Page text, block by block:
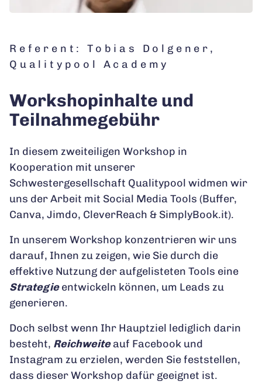
Referent: Tobias Dolgener,
Qualitypool Academy
Workshopinhalte und
Teilnahmegebühr
In diesem zweiteiligen Workshop in
Kooperation mit unserer
Schwestergesellschaft Qualitypool widmen wir
uns der Arbeit mit Social Media Tools (Buffer,
Canva, Jimdo, CleverReach & SimplyBook.it).
In unserem Workshop konzentrieren wir uns
darauf, Ihnen zu zeigen, wie Sie durch die
effektive Nutzung der aufgelisteten Tools eine
Strategieentwickeln können, um Leads zu
generieren.
Doch selbst wenn Ihr Hauptziel lediglich darin
besteht, Reichweiteauf Facebook und
Instagram zu erzielen, werden Sie feststellen,
dass dieser Workshop dafür geeignet ist.